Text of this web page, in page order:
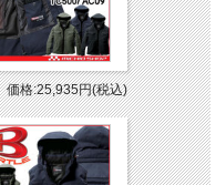
価格:25,935円(税込)